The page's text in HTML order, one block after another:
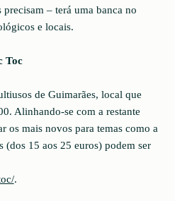
– terá uma banca no
e locais.
Toc
de Guimarães, local que
Alinhando-se com a restante
os mais novos para temas como a
(dos 15 aos 25 euros) podem ser
.